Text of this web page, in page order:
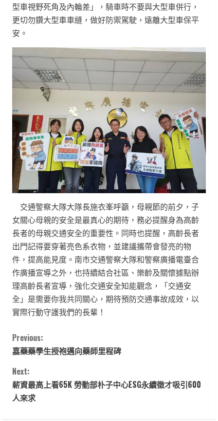
型車視野死角及內輪差」，騎車時不要與大型車併行，
更切勿鑽大型車車縫，做好防禦駕駛，遠離大型車保平
安。
交通警察大隊大隊長施衣峯呼籲，母親節的前夕，子
女關心母親的安全是最真心的期待，務必提醒身為高齡
長者的母親交通安全的重要性。同時也提醒，高齡長者
出門記得要穿著亮色系衣物，並建議攜帶會發亮的物
件，提高能見度。南市交通警察大隊和警察廣播電臺合
作廣播宣導之外，也持續結合社區、樂齡及關懷據點辦
理高齡長者宣導，強化交通安全知能觀念，「交通安
全」是需要你我共同關心，期待預防交通事故成效，以
實際行動守護我們的長輩！
C
o
n
t
Previous:
嘉藥藥學生授袍邁向藥師里程碑
Next:
薪資最高上看65K 勞動部朴子中心ESG永續徵才吸引600
人來求